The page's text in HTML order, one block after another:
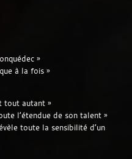
»
à la fois »
tout autant »
l’étendue de son talent »
toute la sensibilité d’un